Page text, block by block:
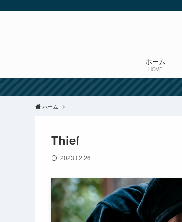
ホーム
HOME
ホーム
Thief
2023.02.26